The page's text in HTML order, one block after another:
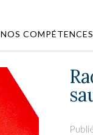
NOS COMPÉTENCES